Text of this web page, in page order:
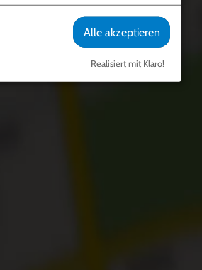
Alle akzeptieren
Realisiert mit Klaro!